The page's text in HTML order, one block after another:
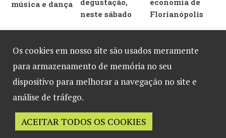
música e dança
neste sábado
Florianópolis
DEIXE UM COMENTÁRIO
Você precisa fazer ologinpara publicar um comentário.
Desenvolvido porB2 Marketing
Os cookies em nosso site são usados meramente
para armazenamento de memória no seu
dispositivo para melhorar a navegação no site e
análise de tráfego.
ACEITAR TODOS OS COOKIES